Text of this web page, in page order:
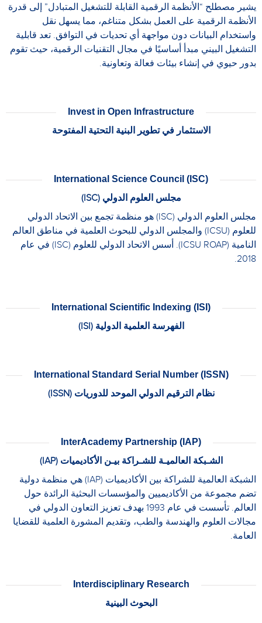
يشير مصطلح “الأنظمة الرقمية القابلة للتشغيل المتبادل” إلى قدرة
الأنظمة الرقمية على العمل بشكل متناغم، مما يسهل نقل
واستخدام البيانات دون مواجهة أي تحديات في التوافق. تعد قابلية
التشغيل البيني مبدأ أساسيًا في مجال التقنيات الرقمية، حيث تقوم
بدور حيوي في إنشاء بيئات فعالة وتعاونية.
Invest in Open Infrastructure
الاستثمار في تطوير البنية التحتية المفتوحة
International Science Council (ISC)
مجلس العلوم الدولي (ISC)
مجلس العلوم الدولي (ISC) هو منظمة تجمع بين الاتحاد الدولي
للعلوم (ICSU) والمجلس الدولي للبحوث العلمية في مناطق العالم
النامية (ICSU ROAP). أسس الاتحاد الدولي للعلوم (ISC) في عام
2018.
International Scientific Indexing (ISI)
الفهرسة العلمية الدولية (ISI)
International Standard Serial Number (ISSN)
نظام الترقيم الدولي الموحد للدوريات (ISSN)
InterAcademy Partnership (IAP)
الشـبكة العالميـة للشـراكة بيـن الأكاديميات (IAP)
الشبكة العالمية للشراكة بين الأكاديميات (IAP) هي منظمة دولية
تضم مجموعة من الأكاديميين والمؤسسات البحثية الرائدة حول
العالم. تأسست في عام 1993 بهدف تعزيز التعاون الدولي في
مجالات العلوم والهندسة والطب، وتقديم المشورة العلمية للقضايا
العامة.
Interdisciplinary Research
البحوث البينية